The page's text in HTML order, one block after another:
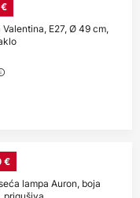
E27, Ø 49 cm,
€
lampa Auron, boja